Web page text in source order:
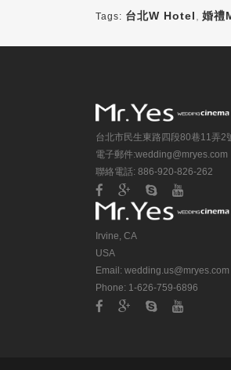
Tags: 台北W Hotel 婚禮
台北市民生東路四段80巷11弄2
電子郵件:wedding@mryes.com
聯絡電話: 886-920-826-262
Irvine, CA
USA
Email: wedding.us@mryes.com
Phone: 1-626-759-6896